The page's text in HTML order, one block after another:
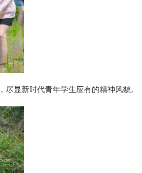
显新时代青年学生应有的精神风貌。